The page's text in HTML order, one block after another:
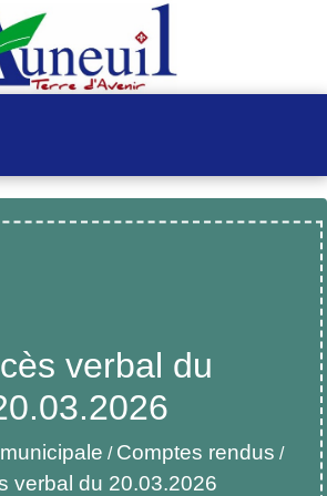
verbal du
/ Comptes rendus /
verbal du 20.03.2026